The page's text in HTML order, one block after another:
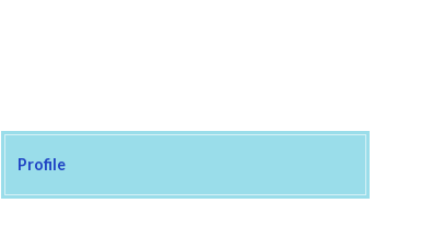
Profile